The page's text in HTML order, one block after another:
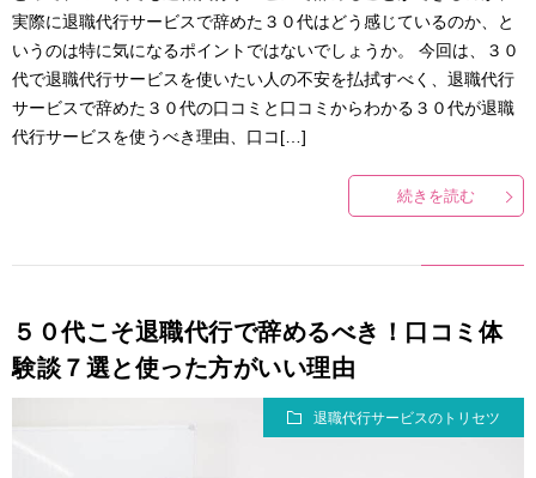
実際に退職代行サービスで辞めた３０代はどう感じているのか、と
いうのは特に気になるポイントではないでしょうか。 今回は、３０
代で退職代行サービスを使いたい人の不安を払拭すべく、退職代行
サービスで辞めた３０代の口コミと口コミからわかる３０代が退職
代行サービスを使うべき理由、口コ[…]
続きを読む
５０代こそ退職代行で辞めるべき！口コミ体
験談７選と使った方がいい理由
退職代行サービスのトリセツ